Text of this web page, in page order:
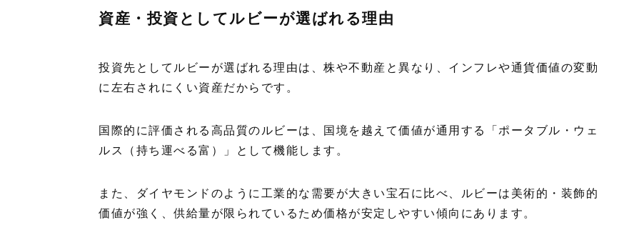
資産・投資としてルビーが選ばれる理由
投資先としてルビーが選ばれる理由は、株や不動産と異なり、インフレや通貨価値の変動
に左右されにくい資産だからです。
国際的に評価される高品質のルビーは、国境を越えて価値が通用する「ポータブル・ウェ
ルス（持ち運べる富）」として機能します。
また、ダイヤモンドのように工業的な需要が大きい宝石に比べ、ルビーは美術的・装飾的
価値が強く、供給量が限られているため価格が安定しやすい傾向にあります。